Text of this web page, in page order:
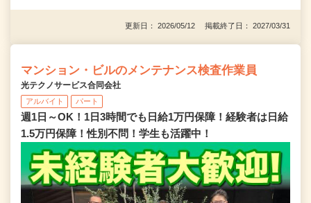
更新日： 2026/05/12 掲載終了日： 2027/03/31
マンション・ビルのメンテナンス検査作業員
光テクノサービス合同会社
アルバイト パート
週1日～OK！1日3時間でも日給1万円保障！経験者は日給
1.5万円保障！性別不問！学生も活躍中！